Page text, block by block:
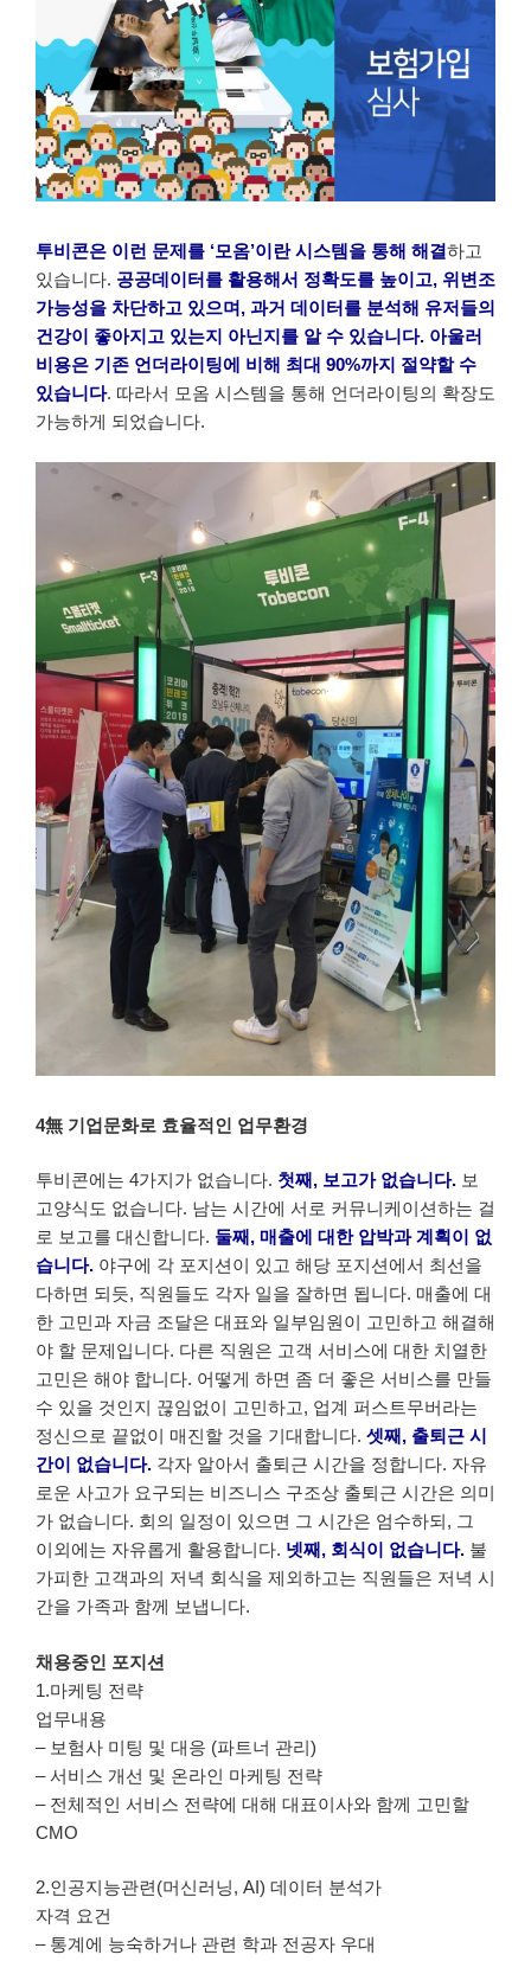
투비콘은 이런 문제를 ‘모옴’이란 시스템을 통해 해결하고
있습니다. 공공데이터를 활용해서 정확도를 높이고, 위변조
가능성을 차단하고 있으며, 과거 데이터를 분석해 유저들의
건강이 좋아지고 있는지 아닌지를 알 수 있습니다. 아울러
비용은 기존 언더라이팅에 비해 최대 90%까지 절약할 수
있습니다. 따라서 모옴 시스템을 통해 언더라이팅의 확장도
가능하게 되었습니다.
4無 기업문화로 효율적인 업무환경
투비콘에는 4가지가 없습니다. 첫째, 보고가 없습니다. 보
고양식도 없습니다. 남는 시간에 서로 커뮤니케이션하는 걸
로 보고를 대신합니다. 둘째, 매출에 대한 압박과 계획이 없
습니다. 야구에 각 포지션이 있고 해당 포지션에서 최선을
다하면 되듯, 직원들도 각자 일을 잘하면 됩니다. 매출에 대
한 고민과 자금 조달은 대표와 일부임원이 고민하고 해결해
야 할 문제입니다. 다른 직원은 고객 서비스에 대한 치열한
고민은 해야 합니다. 어떻게 하면 좀 더 좋은 서비스를 만들
수 있을 것인지 끊임없이 고민하고, 업계 퍼스트무버라는
정신으로 끝없이 매진할 것을 기대합니다. 셋째, 출퇴근 시
간이 없습니다. 각자 알아서 출퇴근 시간을 정합니다. 자유
로운 사고가 요구되는 비즈니스 구조상 출퇴근 시간은 의미
가 없습니다. 회의 일정이 있으면 그 시간은 엄수하되, 그
이외에는 자유롭게 활용합니다. 넷째, 회식이 없습니다. 불
가피한 고객과의 저녁 회식을 제외하고는 직원들은 저녁 시
간을 가족과 함께 보냅니다.
채용중인 포지션
1.마케팅 전략
업무내용
– 보험사 미팅 및 대응 (파트너 관리)
– 서비스 개선 및 온라인 마케팅 전략
– 전체적인 서비스 전략에 대해 대표이사와 함께 고민할
CMO
2.인공지능관련(머신러닝, AI) 데이터 분석가
자격 요건
– 통계에 능숙하거나 관련 학과 전공자 우대